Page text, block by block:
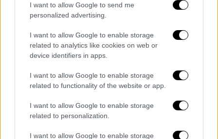
I want to allow Google to send me
personalized advertising.
I want to allow Google to enable storage
related to analytics like cookies on web or
device identifiers in apps.
I want to allow Google to enable storage
related to functionality of the website or app.
I want to allow Google to enable storage
related to personalization.
I want to allow Google to enable storage
Δικαιωμάτων έκανε λόγο για "ισχυρές
διαδοχικές εκρήξεις σε βάση ξένων μαχητών
που περιείχε μια αποθήκη όπλων. Μη
επανδρωμένο αεροσκάφος πετούσε πάνω
από την περιοχή" την ώρα του περιστατικού.
Το Παρατηρητήριο ανέφερε ότι
σχηματίστηκαν πυκνές στήλες καπνού και
Εικόνες που δημοσιεύτηκαν στα μέσα
κοινωνικής δικτύωσης έδειξαν ένα μεγάλο